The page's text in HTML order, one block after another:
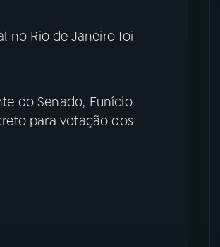
no Rio de Janeiro foi
do Senado, Eunício
para votação dos